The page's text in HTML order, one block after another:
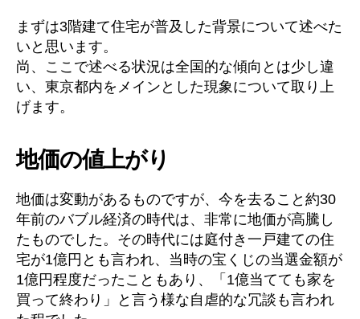
まずは3階建て住宅が普及した背景について述べた
いと思います。
尚、ここで述べる状況は全国的な傾向とは少し違
い、東京都内をメインとした現象について取り上
げます。
地価の値上がり
地価は変動があるものですが、今を去ること約30
年前のバブル経済の時代は、非常に地価が高騰し
たものでした。その時代には庭付き一戸建ての住
宅が1億円とも言われ、当時の宝くじの当選金額が
1億円程度だったこともあり、「1億当てても家を
買って終わり」と言う様な自虐的な冗談も言われ